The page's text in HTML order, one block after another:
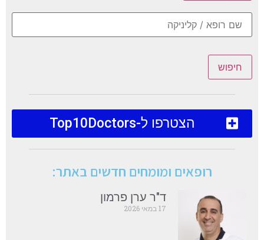
חיפוש
הצטרפו ל-Top10Doctors
רופאים ומומחים חדשים באתר:
ד"ר ערן פרמון
17 במאי 2026